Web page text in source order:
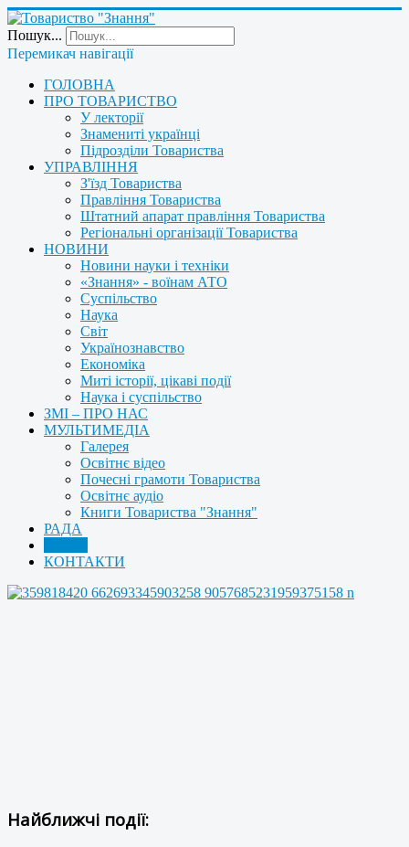
Пошук...
Перемикач навігації
ГОЛОВНА
ПРО ТОВАРИСТВО
У лекторії
Знамениті українці
Підрозділи Товариства
УПРАВЛІННЯ
З'їзд Товариства
Правління Товариства
Штатний апарат правління Товариства
Регіональні організації Товариства
НОВИНИ
Новини науки і техніки
«Знання» - воїнам АТО
Суспільство
Наука
Світ
Українознавство
Економіка
Миті історії, цікаві події
Наука і суспільство
ЗМІ – ПРО НАС
МУЛЬТИМЕДІА
Галерея
Освітнє відео
Почесні грамоти Товариства
Освітнє аудіо
Книги Товариства "Знання"
РАДА
КОНТАКТИ
Найближчі події: